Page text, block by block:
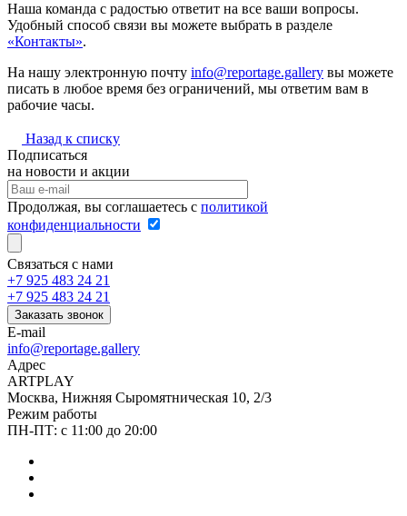
Наша команда с радостью ответит на все ваши вопросы.
Удобный способ связи вы можете выбрать в разделе
«Контакты».
На нашу электронную почту info@reportage.gallery вы можете
писать в любое время без ограничений, мы ответим вам в
рабочие часы.
Назад к списку
Подписаться
на новости и акции
Продолжая, вы соглашаетесь с политикой
конфиденциальности
Связаться с нами
+7 925 483 24 21
+7 925 483 24 21
Заказать звонок
E-mail
info@reportage.gallery
Адрес
ARTPLAY
Москва, Нижняя Сыромятническая 10, 2/3
Режим работы
ПН-ПТ: с 11:00 до 20:00